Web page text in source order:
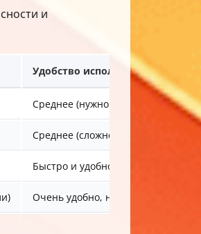
и
Удобство использования
Среднее (нужно вводить код)
Среднее (сложнее вводить)
Быстро и удобно, но менее
Очень удобно, но требует